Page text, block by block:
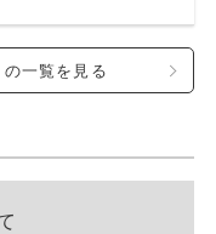
商品： とんこつラーメンスープ の一覧を見る